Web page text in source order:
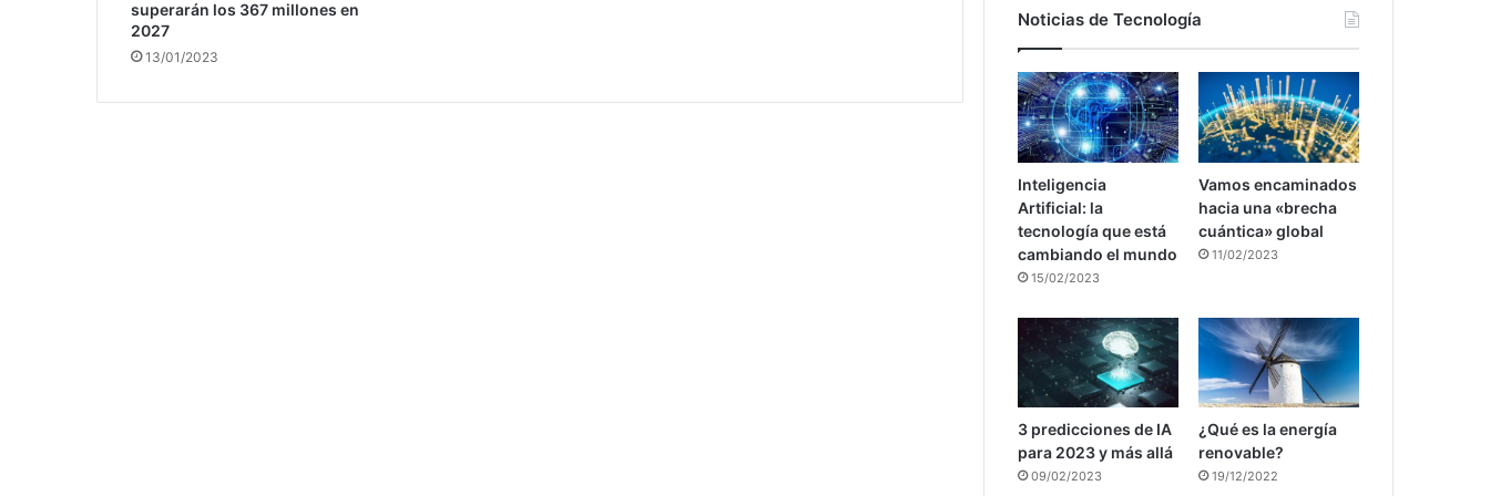
superarán los 367 millones en
2027
13/01/2023
Noticias de Tecnología
Inteligencia
Artificial: la
tecnología que está
cambiando el mundo
15/02/2023
Vamos encaminados
hacia una «brecha
cuántica» global
11/02/2023
3 predicciones de IA
para 2023 y más allá
09/02/2023
¿Qué es la energía
renovable?
19/12/2022